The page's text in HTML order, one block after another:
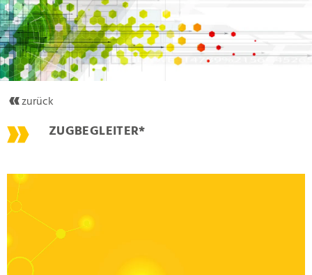
zurück
ZUGBEGLEITER*